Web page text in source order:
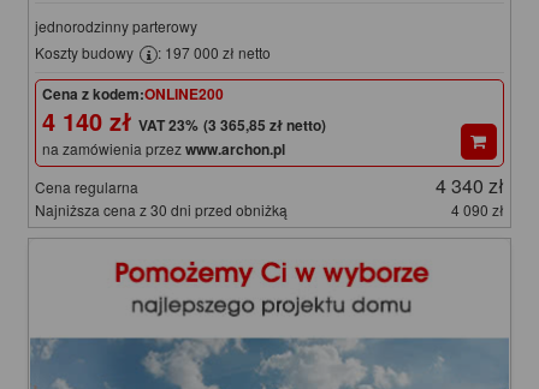
jednorodzinny parterowy
Koszty budowy
: 197 000 zł netto
Cena z kodem:ONLINE200
4 140 zł (3 365,85 zł netto)
na zamówienia przezwww.archon.pl
Cena regularna 4 340 zł
Najniższa cena z 30 dni przed obniżką 4 090 zł